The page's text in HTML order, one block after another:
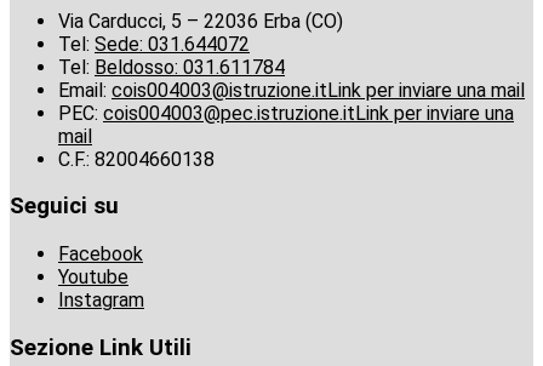
Via Carducci, 5 – 22036 Erba (CO)
Tel: Sede: 031.644072
Tel: Beldosso: 031.611784
Email: cois004003@istruzione.itLink per inviare una mail
PEC: cois004003@pec.istruzione.itLink per inviare una
mail
C.F.: 82004660138
Seguici su
Facebook
Youtube
Instagram
Sezione Link Utili